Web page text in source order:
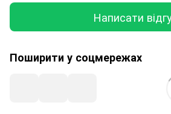
Написати
Поширити у соцмережах